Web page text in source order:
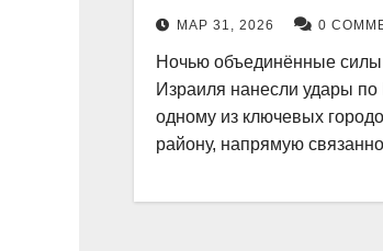
МАР 31, 2026 0
Ночью объединённые
Израиля нанесли удары
одному из ключевых
району, напрямую